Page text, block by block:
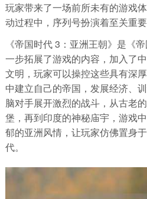
玩家带来了一场前所未有的游戏
动过程中，序列号扮演着至关重要
《帝国时代 3：亚洲王朝》是《
一步拓展了游戏的内容，加入了
文明，玩家可以操控这些具有深
中建立自己的帝国，发展经济、
脑对手展开激烈的战斗，从古老
堡，再到印度的神秘庙宇，游戏
郁的亚洲风情，让玩家仿佛置身
代。